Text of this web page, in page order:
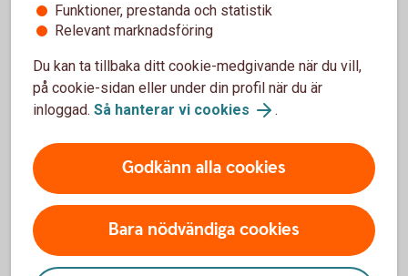
Pensionstips för olika åldrar
Börja spara till pension
Låt oss hjälpa dig att komma igång med
pensionssparandet till din framtida pension!
Pensionsspara privat - räkna ut din pension
Funktioner, prestanda och statistik
Relevant marknadsföring
Du kan ta tillbaka ditt cookie-medgivande när du vill,
på cookie-sidan eller under din profil när du är
inloggad. Så hanterar vi cookies .
Godkänn alla cookies
Bara nödvändiga cookies